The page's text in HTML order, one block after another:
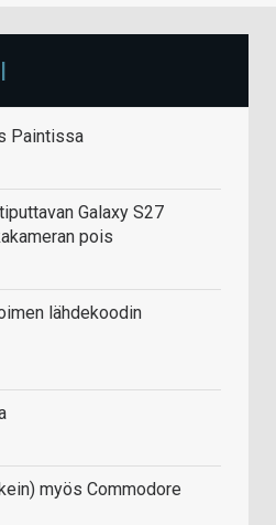
Paintissa
Galaxy S27
pois
lähdekoodin
myös Commodore